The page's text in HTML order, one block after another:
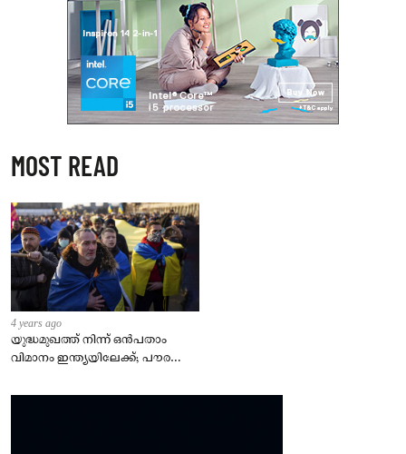
MOST READ
4 years ago
യുദ്ധമുഖത്ത് നിന്ന് ഒൻപതാം
വിമാനം ഇന്ത്യയിലേക്ക്; പൗരന്മാർ
– കേന്ദ്രം